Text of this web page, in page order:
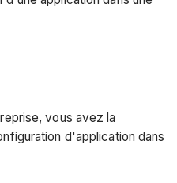
vous avez la
d'application dans